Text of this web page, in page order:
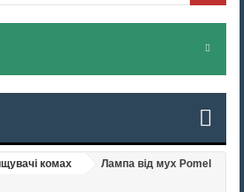
комах
Лампа від мух Pomel